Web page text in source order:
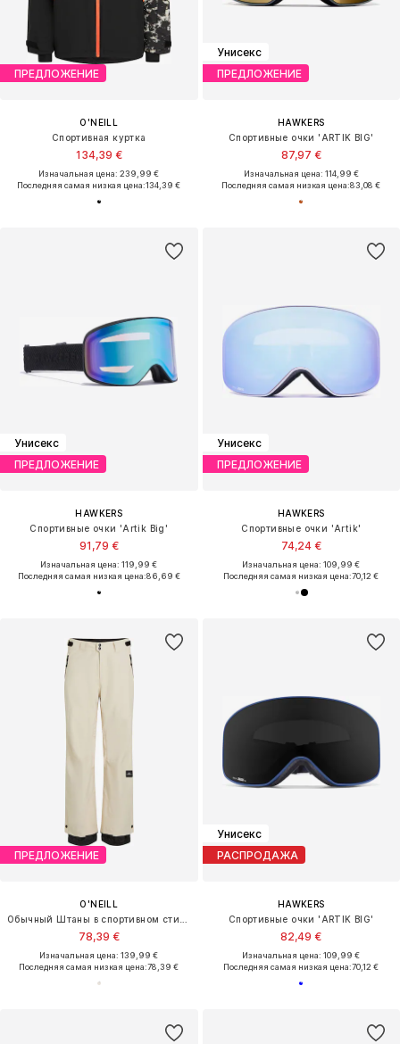
ПРЕДЛОЖЕНИЕ
O'NEILL
Спортивная куртка
134,39 €
Изначальная цена: 239,99 €
Последняя самая низкая цена:134,39 €
Унисекс
ПРЕДЛОЖЕНИЕ
HAWKERS
Спортивные очки 'ARTIK BIG'
87,97 €
Изначальная цена: 114,99 €
Последняя самая низкая цена:83,08 €
Унисекс
ПРЕДЛОЖЕНИЕ
HAWKERS
Спортивные очки 'Artik Big'
91,79 €
Изначальная цена: 119,99 €
Последняя самая низкая цена:86,69 €
Унисекс
ПРЕДЛОЖЕНИЕ
HAWKERS
Спортивные очки 'Artik'
74,24 €
Изначальная цена: 109,99 €
Последняя самая низкая цена:70,12 €
ПРЕДЛОЖЕНИЕ
O'NEILL
78,39 €
Изначальная цена: 139,99 €
Последняя самая низкая цена:78,39 €
Унисекс
РАСПРОДАЖА
HAWKERS
Спортивные очки 'ARTIK BIG'
82,49 €
Изначальная цена: 109,99 €
Последняя самая низкая цена:70,12 €